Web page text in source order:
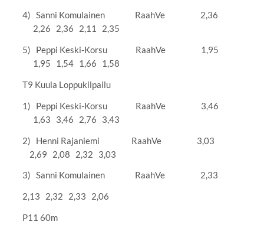
4) Sanni Komulainen RaahVe 2,36
2,26 2,36 2,11 2,35
5) Peppi Keski-Korsu RaahVe 1,95
1,95 1,54 1,66 1,58
T9 Kuula Loppukilpailu
1) Peppi Keski-Korsu RaahVe 3,46
1,63 3,46 2,76 3,43
2) Henni Rajaniemi RaahVe 3,03
2,69 2,08 2,32 3,03
3) Sanni Komulainen RaahVe 2,33
2,13 2,32 2,33 2,06
P11 60m